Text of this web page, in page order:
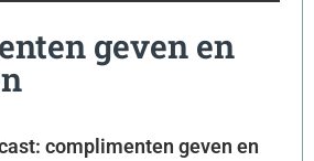
geven en
complimenten geven en